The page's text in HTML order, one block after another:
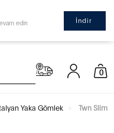
edin İndir
0
Yaka Gömlek
Twn Slim